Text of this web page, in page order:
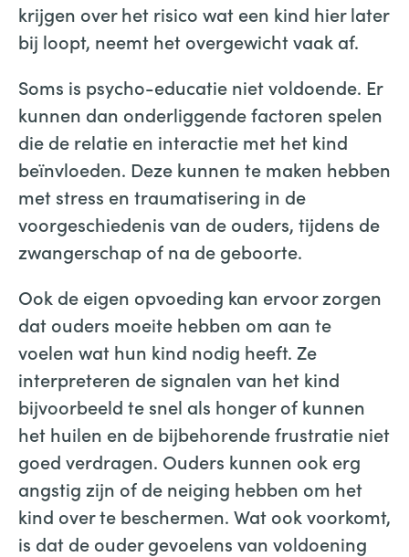
krijgen over het risico wat een kind hier later
bij loopt, neemt het overgewicht vaak af.
Soms is psycho-educatie niet voldoende. Er
kunnen dan onderliggende factoren spelen
die de relatie en interactie met het kind
beïnvloeden. Deze kunnen te maken hebben
met stress en traumatisering in de
voorgeschiedenis van de ouders, tijdens de
zwangerschap of na de geboorte.
Ook de eigen opvoeding kan ervoor zorgen
dat ouders moeite hebben om aan te
voelen wat hun kind nodig heeft. Ze
interpreteren de signalen van het kind
bijvoorbeeld te snel als honger of kunnen
het huilen en de bijbehorende frustratie niet
goed verdragen. Ouders kunnen ook erg
angstig zijn of de neiging hebben om het
kind over te beschermen. Wat ook voorkomt,
is dat de ouder gevoelens van voldoening